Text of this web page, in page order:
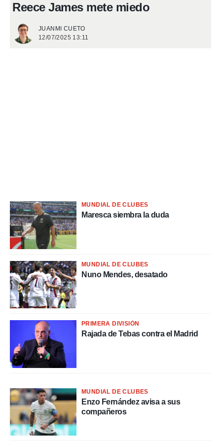
Reece James mete miedo
JUANMI CUETO
12/07/2025 13:11
MUNDIAL DE CLUBES
Maresca siembra la duda
MUNDIAL DE CLUBES
Nuno Mendes, desatado
PRIMERA DIVISIÓN
Rajada de Tebas contra el Madrid
MUNDIAL DE CLUBES
Enzo Fernández avisa a sus
compañeros